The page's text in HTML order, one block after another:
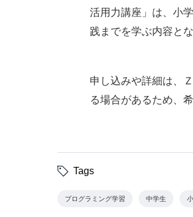
活用力講座」は、小
践までを学ぶ内容とな
申し込みや詳細は、
る場合があるため、
Tags
プログラミング学習 中学生